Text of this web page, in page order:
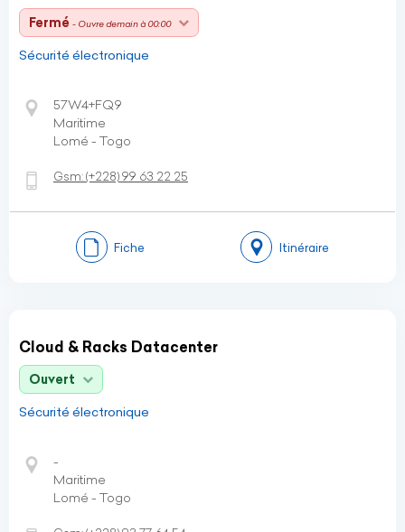
Fermé - Ouvre demain à 00:00
Sécurité électronique
57W4+FQ9
Maritime
Lomé - Togo
Gsm:(+228)99 63 22 25
Fiche Itinéraire
Cloud & Racks Datacenter
Ouvert
Sécurité électronique
-
Maritime
Lomé - Togo